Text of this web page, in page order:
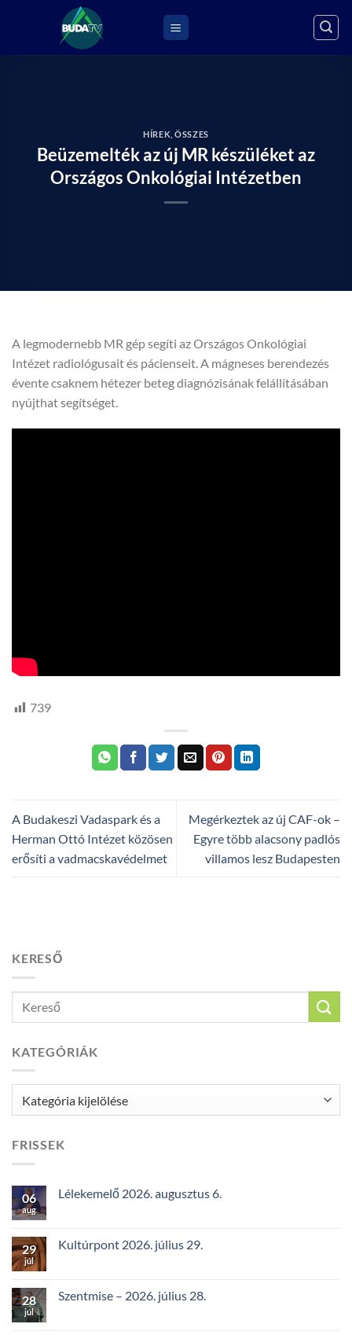
HÍREK ,ÖSSZES
Beüzemelték az új MR készüléket az
Országos Onkológiai Intézetben
A legmodernebb MR gép segíti az Országos Onkológiai
Intézet radiológusait és pácienseit. A mágneses berendezés
évente csaknem hétezer beteg diagnózisának felállításában
nyújthat segítséget.
739
A Budakeszi Vadaspark és a
Herman Ottó Intézet közösen
erősíti a vadmacskavédelmet
Megérkeztek az új CAF-ok –
Egyre több alacsony padlós
villamos lesz Budapesten
KERESŐ
KATEGÓRIÁK
FRISSEK
06
aug
Lélekemelő 2026. augusztus 6.
29
júl
Kultúrpont 2026. július 29.
28
júl
Szentmise – 2026. július 28.